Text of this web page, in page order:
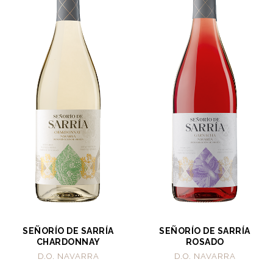
SEÑORÍO DE SARRÍA
CHARDONNAY
D.O. NAVARRA
SEÑORÍO DE SARRÍA
ROSADO
D.O. NAVARRA